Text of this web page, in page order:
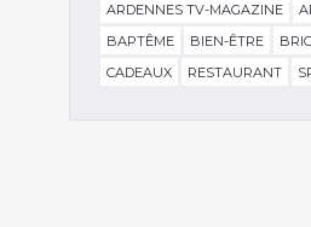
ARDENNES TV-MAGAZINE
BAPTÊME
BIEN-ÊTRE
CADEAUX
RESTAURANT